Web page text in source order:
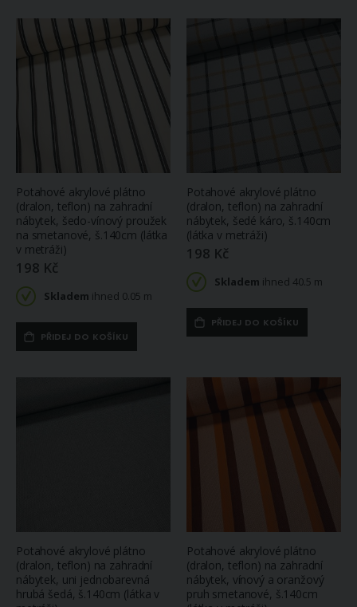
Potahové akrylové plátno
(dralon, teflon) na zahradní
nábytek, šedo-vínový proužek
na smetanové, š.140cm (látka
v metráži)
198 Kč
Skladem ihned 0.05 m
PŘIDEJ DO KOŠÍKU
Potahové akrylové plátno
(dralon, teflon) na zahradní
nábytek, šedé káro, š.140cm
(látka v metráži)
198 Kč
Skladem ihned 40.5 m
PŘIDEJ DO KOŠÍKU
Potahové akrylové plátno
(dralon, teflon) na zahradní
nábytek, uni jednobarevná
hrubá šedá, š.140cm (látka v
Potahové akrylové plátno
(dralon, teflon) na zahradní
nábytek, vínový a oranžový
pruh smetanové, š.140cm